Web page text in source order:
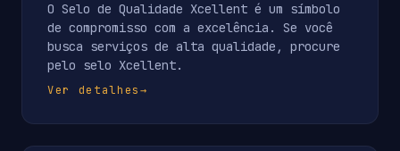
O Selo de Qualidade Xcellent é um símbolo
de compromisso com a excelência. Se você
busca serviços de alta qualidade, procure
pelo selo Xcellent.
Ver detalhes→